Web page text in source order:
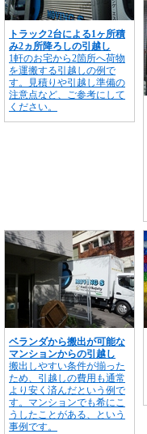
トラック2台による1ヶ所積
み2ヵ所降ろしの引越し
1軒のお宅から2箇所へ荷物
を運搬する引越しの例で
す。見積りや引越し準備の
注意点など、ご参考にして
ください。
ベランダから搬出が可能な
マンションからの引越し
搬出しやすい条件が揃った
ため、引越しの費用も通常
より安く済んだという例で
す。マンションでも希にこ
うしたことがある、という
事例です。